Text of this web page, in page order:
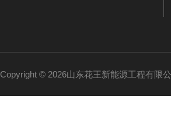
Copyright © 2026山东花王新能源工程有